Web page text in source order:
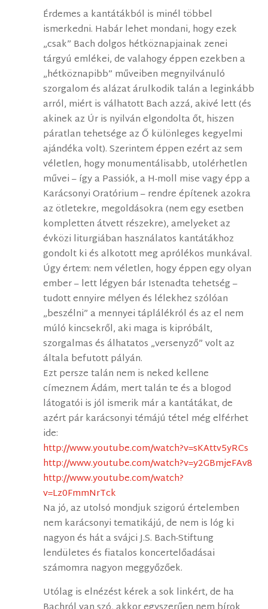
Érdemes a kantátákból is minél többel
ismerkedni. Habár lehet mondani, hogy ezek
„csak” Bach dolgos hétköznapjainak zenei
tárgyú emlékei, de valahogy éppen ezekben a
„hétköznapibb” műveiben megnyilvánuló
szorgalom és alázat árulkodik talán a leginkább
arról, miért is válhatott Bach azzá, akivé lett (és
akinek az Úr is nyilván elgondolta őt, hiszen
páratlan tehetsége az Ő különleges kegyelmi
ajándéka volt). Szerintem éppen ezért az sem
véletlen, hogy monumentálisabb, utolérhetlen
művei – így a Passiók, a H-moll mise vagy épp a
Karácsonyi Oratórium – rendre építenek azokra
az ötletekre, megoldásokra (nem egy esetben
kompletten átvett részekre), amelyeket az
évközi liturgiában használatos kantátákhoz
gondolt ki és alkotott meg aprólékos munkával.
Úgy értem: nem véletlen, hogy éppen egy olyan
ember – lett légyen bár Istenadta tehetség –
tudott ennyire mélyen és lélekhez szólóan
„beszélni” a mennyei táplálékról és az el nem
múló kincsekről, aki maga is kipróbált,
szorgalmas és álhatatos „versenyző” volt az
általa befutott pályán.
Ezt persze talán nem is neked kellene
címeznem Ádám, mert talán te és a blogod
látogatói is jól ismerik már a kantátákat, de
azért pár karácsonyi témájú tétel még elférhet
ide:
http://www.youtube.com/watch?v=sKAttv5yRCs
http://www.youtube.com/watch?v=y2GBmjeFAv8
http://www.youtube.com/watch?
v=Lz0FmmNrTck
Na jó, az utolsó mondjuk szigorú értelemben
nem karácsonyi tematikájú, de nem is lóg ki
nagyon és hát a svájci J.S. Bach-Stiftung
lendületes és fiatalos koncertelőadásai
számomra nagyon meggyőzőek.
Utólag is elnézést kérek a sok linkért, de ha